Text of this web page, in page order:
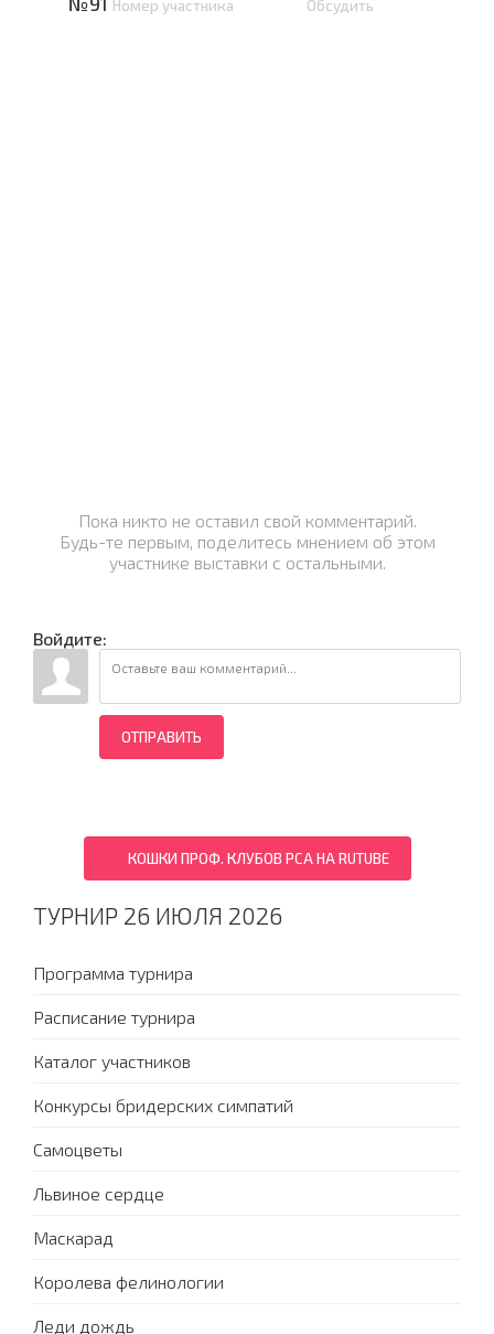
Номер участника Обсудить
Пока никто не оставил свой комментарий.
Будь-те первым, поделитесь мнением об этом
участнике выставки с остальными.
Войдите:
ОТПРАВИТЬ
КОШКИ ПРОФ. КЛУБОВ PCA НА RUTUBE
ТУРНИР 26 ИЮЛЯ 2026
Программа турнира
Расписание турнира
Каталог участников
Конкурсы бридерских симпатий
Самоцветы
Львиное сердце
Маскарад
Королева фелинологии
Леди дождь